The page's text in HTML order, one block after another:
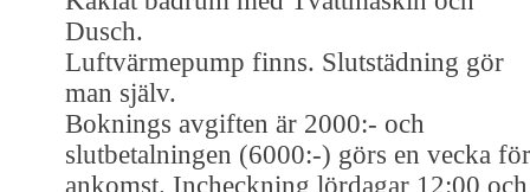
Dusch.
Luftvärmepump finns. Slutstädning gör
man själv.
Boknings avgiften är 2000:- och
slutbetalningen (6000:-) görs en vecka
ankomst. Incheckning lördagar 12:00 och